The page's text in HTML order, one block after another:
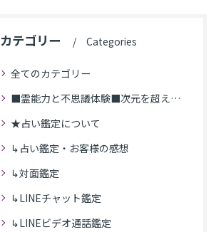
カテゴリー Categories
全てのカテゴリー
■霊能力と不思議体験■次元を超えた体験
★占い鑑定について
↳占い鑑定・お客様の感想
↳対面鑑定
↳LINEチャット鑑定
↳LINEビデオ通話鑑定